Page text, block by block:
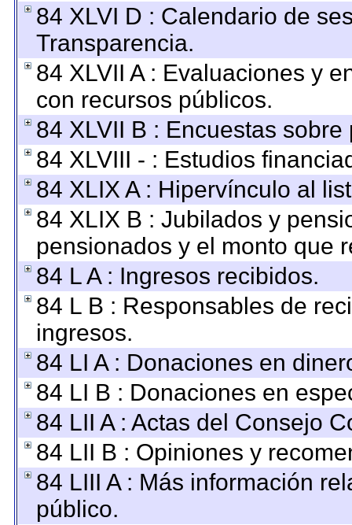
84 XLVI D : Calendario de
Transparencia.
84 XLVII A : Evaluaciones y
con recursos públicos.
84 XLVII B : Encuestas sobre
84 XLVIII - : Estudios
84 XLIX A : Hipervínculo al
84 XLIX B : Jubilados y
pensionados y el monto que
84 L A : Ingresos recibidos.
84 L B : Responsables de
ingresos.
84 LI A : Donaciones en
84 LI B : Donaciones en
84 LII A : Actas del Consejo
84 LII B : Opiniones y
84 LIII A : Más información
público.